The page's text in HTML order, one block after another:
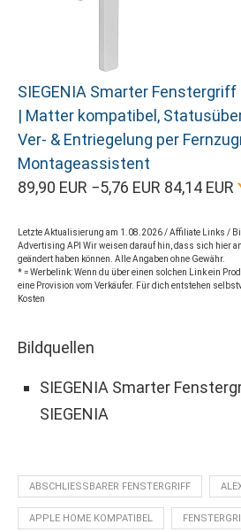
SIEGENIA Smarter
| Matter kompatibel,
Ver- & Entriegelung per
Montageassistent
89,90 EUR −5,76 EUR 84,14 EUR
Letzte Aktualisierung am 1.08.2026 / Affiliate Links /
Advertising API Wir weisen darauf hin, dass sich hier
geändert haben können. Alle Angaben ohne Gewähr.
* = Werbelink: Wenn du über einen solchen Link ein
eine Provision vom Verkäufer. Für dich entstehen
Kosten
Bildquellen
SIEGENIA Smarter
SIEGENIA
ABSCHLIESSBARER FENSTERGRIFF
APPLE HOME KOMPATIBEL